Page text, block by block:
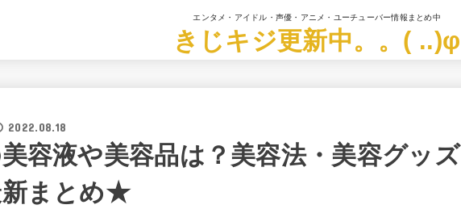
エンタメ・アイドル・声優・アニメ・ユーチューバー情報まとめ中
きじキジ更新中。。( ..)φ
2022.08.18
容液や美容品は？美容法・美容グッズ
新まとめ★